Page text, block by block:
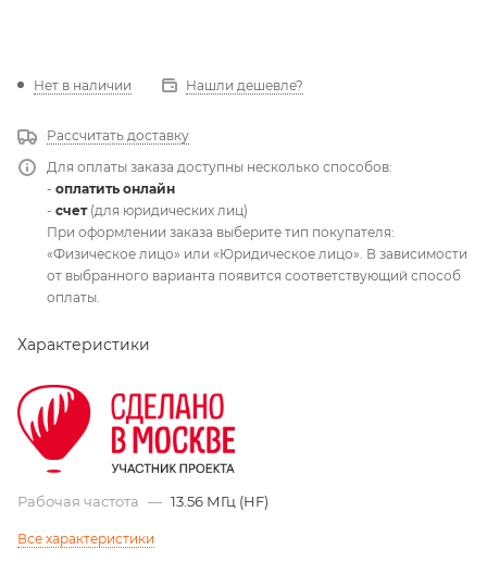
Нет в наличии Нашли дешевле?
Рассчитать доставку
Для оплаты заказа доступны несколько способов:
- оплатить онлайн
- счет(для юридических лиц)
При оформлении заказа выберите тип покупателя:
«Физическое лицо» или «Юридическое лицо». В зависимости
от выбранного варианта появится соответствующий способ
оплаты.
Характеристики
Рабочая частота — 13.56 МГц (HF)
Все характеристики